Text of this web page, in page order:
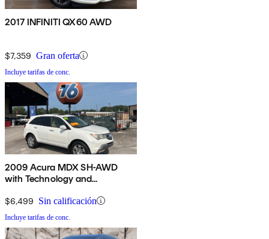
2017 INFINITI QX60 AWD
$7,359 Gran oferta
Incluye tarifas de conc.
2009 Acura MDX SH-AWD
with Technology and
$6,499 Sin calificación
Incluye tarifas de conc.